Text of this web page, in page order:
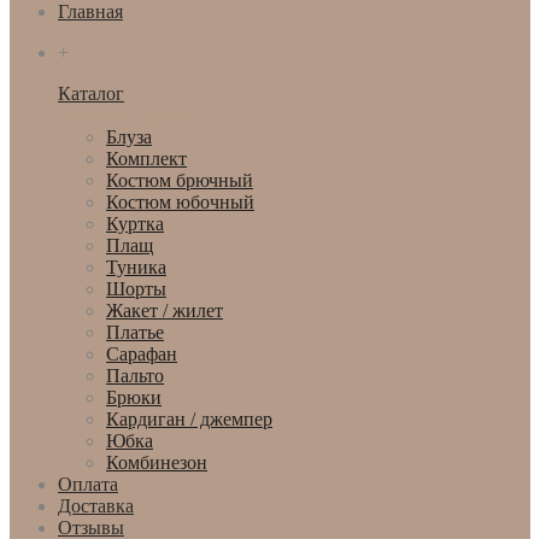
Главная
+
Каталог
Блуза
Комплект
Костюм брючный
Костюм юбочный
Куртка
Плащ
Туника
Шорты
Жакет / жилет
Платье
Сарафан
Пальто
Брюки
Кардиган / джемпер
Юбка
Комбинезон
Оплата
Доставка
Отзывы